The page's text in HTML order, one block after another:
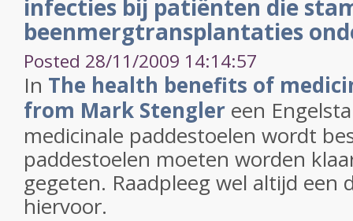
infecties bij patiënten die
beenmergtransplantaties
Posted 28/11/2009 14:14:57
In The health benefits of
from Mark Stengler een
medicinale paddestoelen wordt
paddestoelen moeten worden
gegeten. Raadpleeg wel altijd een
hiervoor.